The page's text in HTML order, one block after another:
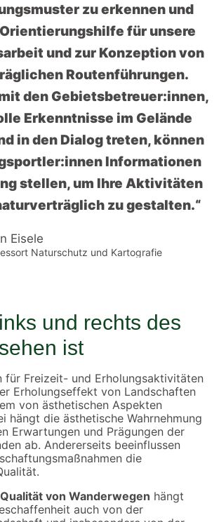
zu erkennen und
für unsere
und zur Konzeption von
Routenführungen.
den Gebietsbetreuer:innen,
Erkenntnisse im Gelände
in den Dialog treten, können
Informationen
stellen, um Ihre Aktivitäten
zu gestalten.“
Eisele
Naturschutz und Kartografie
und rechts des
ist
für Freizeit- und Erholungsaktivitäten
Erholungseffekt von Landschaften
von ästhetischen Aspekten
hängt die ästhetische Wahrnehmung
Erwartungen und Prägungen der
ab. Andererseits beeinflussen
die
von Wanderwegen hängt
auch von der